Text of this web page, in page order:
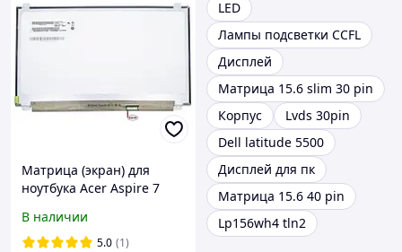
Матрица (экран) для
ноутбука Acer Aspire 7
В наличии
5.0 (1)
LED
Лампы подсветки CCFL
Дисплей
Матрица 15.6 slim 30 pin
Корпус
Lvds 30pin
Dell latitude 5500
Дисплей для пк
Матрица 15.6 40 pin
Lp156wh4 tln2